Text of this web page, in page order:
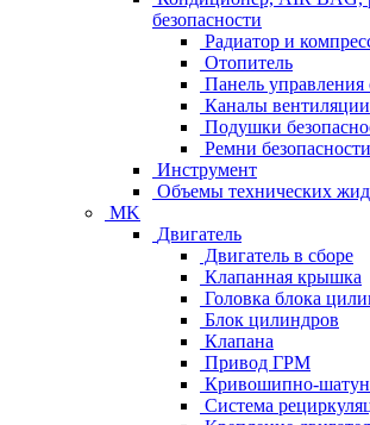
безопасности
Радиатор и
Отопитель
Панель управления
Каналы вентиляции
Подушки
Ремни безопасности
Инструмент
Объемы технических
MK
Двигатель
Двигатель в сборе
Клапанная крышка
Головка блока
Блок цилиндров
Клапана
Привод ГРМ
Кривошипно-
Система